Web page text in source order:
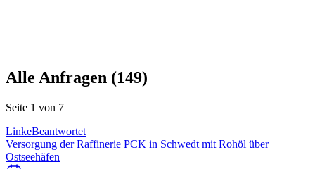
Alle Anfragen (149)
Seite 1 von 7
LinkeBeantwortet
Versorgung der Raffinerie PCK in Schwedt mit Rohöl über
Ostseehäfen